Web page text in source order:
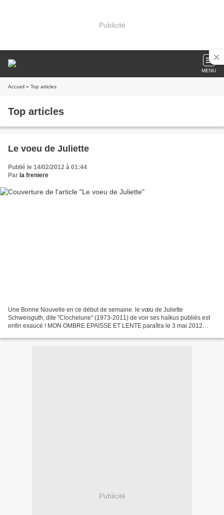
Publicité
MENU
Accueil » Top articles
Top articles
Le voeu de Juliette
Publié le 14/02/2012 à 01:44
Par la freniere
Une Bonne Nouvelle en ce début de semaine. le vœu de Juliette
Schweisguth, dite "Clochelune" (1973-2011) de voir ses haïkus publiés est
enfin exaucé ! MON OMBRE EPAISSE ET LENTE paraîtra le 3 mai 2012
Publicité